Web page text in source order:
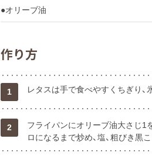
●オリーブ油
作り方
1 レタスは手で食べやすくちぎり、
2
フライパンにオリーブ油大さじ1
ロになるまで炒め、塩、粗びき黒